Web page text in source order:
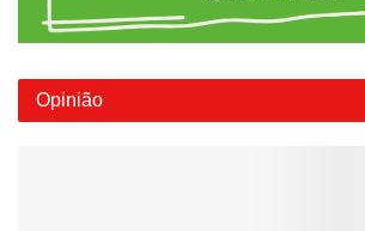
Opinião